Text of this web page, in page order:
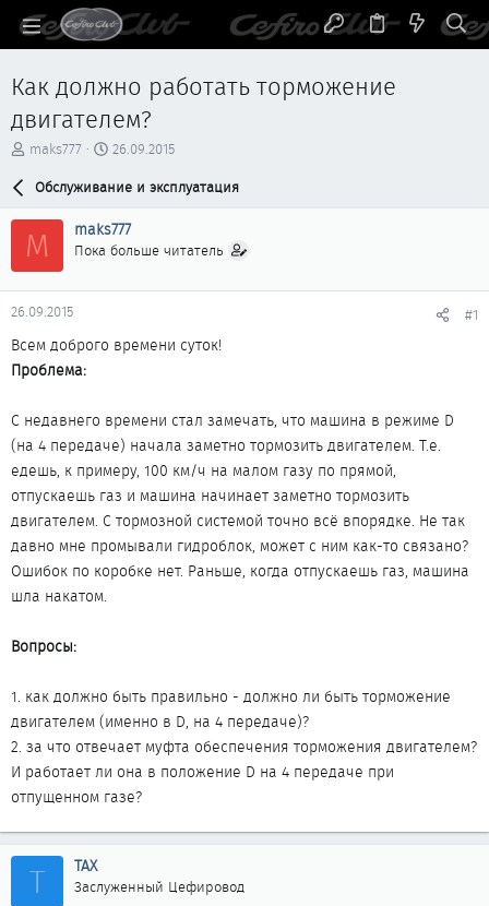
Как должно работать торможение
двигателем?
А
р
т
м
ы
maks777
Д
т
н
а
а
26.09.2015
Обслуживание и эксплуатация
M maks777
Пока больше читатель
26.09.2015 #1
Всем доброго времени суток!
Проблема:
С недавнего времени стал замечать, что машина в режиме D
(на 4 передаче) начала заметно тормозить двигателем. Т.е.
едешь, к примеру, 100 км/ч на малом газу по прямой,
отпускаешь газ и машина начинает заметно тормозить
двигателем. С тормозной системой точно всё впорядке. Не так
давно мне промывали гидроблок, может с ним как-то связано?
Ошибок по коробке нет. Раньше, когда отпускаешь газ, машина
шла накатом.
Вопросы:
1. как должно быть правильно - должно ли быть торможение
двигателем (именно в D, на 4 передаче)?
2. за что отвечает муфта обеспечения торможения двигателем?
И работает ли она в положение D на 4 передаче при
отпущенном газе?
Т ТАХ
Заслуженный Цефировод